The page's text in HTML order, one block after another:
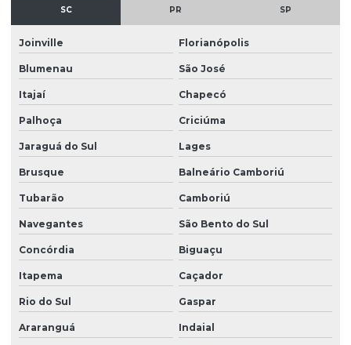
Projeto de concreto protendido
Projeto de esgotamento sanitário
Projeto estrutural alvenaria
Projeto estrutural apartamento
Projeto estrutural bloco de concreto
Projeto estrutural de casas
Projeto estrutural completo
Projeto estrutural completo em sp
Projeto estrutural em concreto armado
Projeto estrutural de concreto armado e fundações
SC PR SP
Joinville Florianópolis
Blumenau São José
Itajaí Chapecó
Palhoça Criciúma
Jaraguá do Sul Lages
Brusque Balneário Camboriú
Tubarão Camboriú
Navegantes São Bento do Sul
Concórdia Biguaçu
Itapema Caçador
Rio do Sul Gaspar
Araranguá Indaial